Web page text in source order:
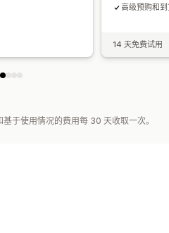
高级预购和
14 天免费试用
于使用情况的费用每 30 天收取一次。